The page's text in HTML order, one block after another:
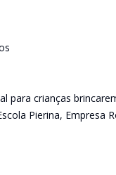
para crianças
Pierina, Empresa